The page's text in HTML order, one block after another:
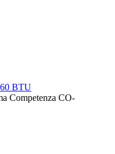
BTU
Competenza CO-